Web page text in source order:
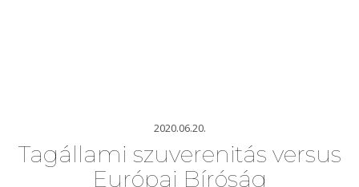
2020.06.20.
Tagállami szuverenitás versus
Európai Bíróság